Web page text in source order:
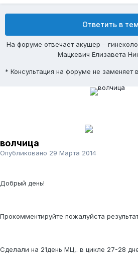
Ответить в
На форуме отвечает акушер –
Мацкевич Елизавета
* Консультация на форуме не заменяет
волчица
Опубликовано 29 Марта 2014
Добрый день!
Прокомментируйте пожалуйста
Сделали на 21день МЦ,. в цикле 27-28